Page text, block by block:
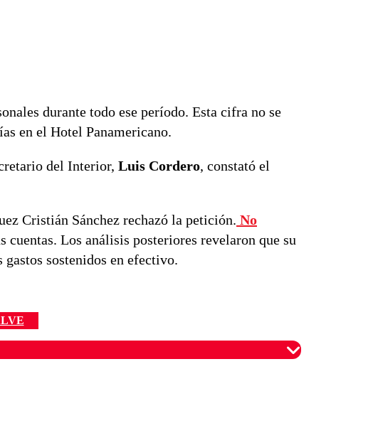
durante todo ese período. Esta cifra no se
en el Hotel Panamericano.
del Interior, Luis Cordero, constató el
Cristián Sánchez rechazó la petición. No
Los análisis posteriores revelaron que su
sostenidos en efectivo.